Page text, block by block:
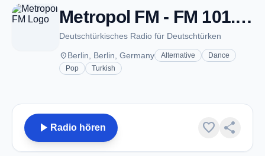
Metropol FM - FM 101.9 - Berlin
Deutschtürkisches Radio für Deutschtürken
placeBerlin, Berlin, Germany Alternative
Dance
Pop
Turkish
play_arrow Radio hören favorite share